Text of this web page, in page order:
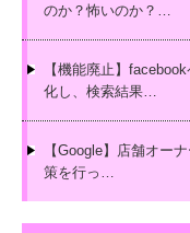
のか？怖いのか？…
【機能廃止】
化し、検索結果…
【Google】店舗オー
策を行っ…